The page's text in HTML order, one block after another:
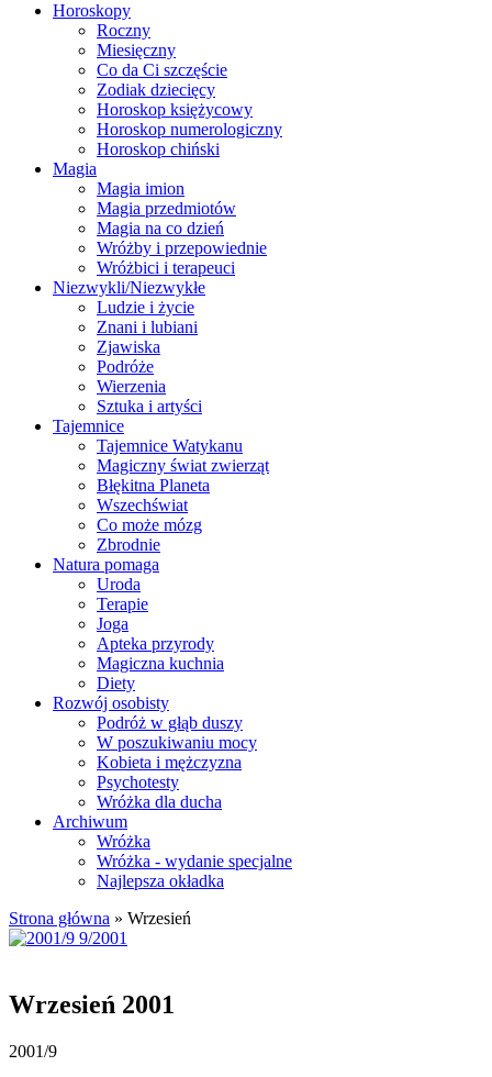
Horoskopy
Roczny
Miesięczny
Co da Ci szczęście
Zodiak dziecięcy
Horoskop księżycowy
Horoskop numerologiczny
Horoskop chiński
Magia
Magia imion
Magia przedmiotów
Magia na co dzień
Wróżby i przepowiednie
Wróżbici i terapeuci
Niezwykli/Niezwykłe
Ludzie i życie
Znani i lubiani
Zjawiska
Podróże
Wierzenia
Sztuka i artyści
Tajemnice
Tajemnice Watykanu
Magiczny świat zwierząt
Błękitna Planeta
Wszechświat
Co może mózg
Zbrodnie
Natura pomaga
Uroda
Terapie
Joga
Apteka przyrody
Magiczna kuchnia
Diety
Rozwój osobisty
Podróż w głąb duszy
W poszukiwaniu mocy
Kobieta i mężczyzna
Psychotesty
Wróżka dla ducha
Archiwum
Wróżka
Wróżka - wydanie specjalne
Najlepsza okładka
Strona główna » Wrzesień
Wrzesień 2001
2001/9